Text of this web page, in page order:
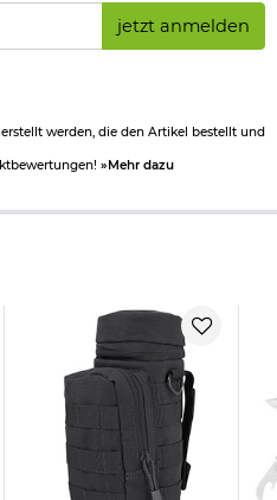
jetzt anmelden
werden, die den Artikel bestellt und
»Mehr dazu